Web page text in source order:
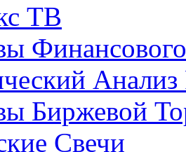
ТВ
Биржевой
Свечи